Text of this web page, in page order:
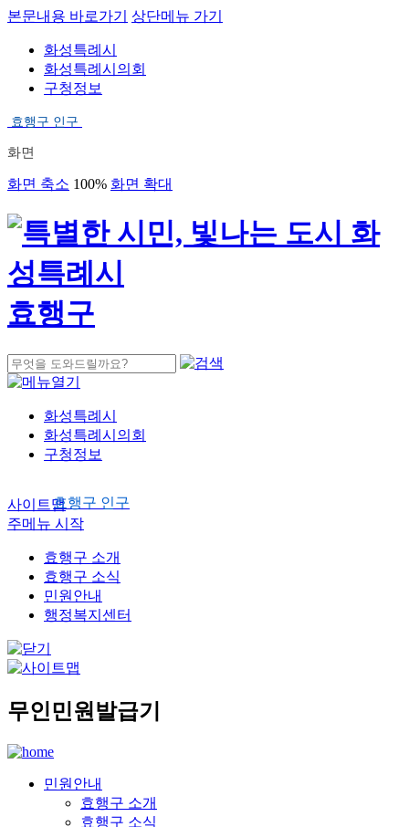
본문내용 바로가기 상단메뉴 가기
화성특례시
화성특례시의회
구청정보
효행구 인구
화면
화면 축소 100% 화면 확대
효행구
화성특례시
화성특례시의회
구청정보
효행구 인구
사이트맵
주메뉴 시작
효행구 소개
효행구 소식
민원안내
행정복지센터
무인민원발급기
민원안내
효행구 소개
효행구 소식